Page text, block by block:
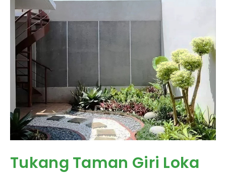
Tukang Taman Giri Loka